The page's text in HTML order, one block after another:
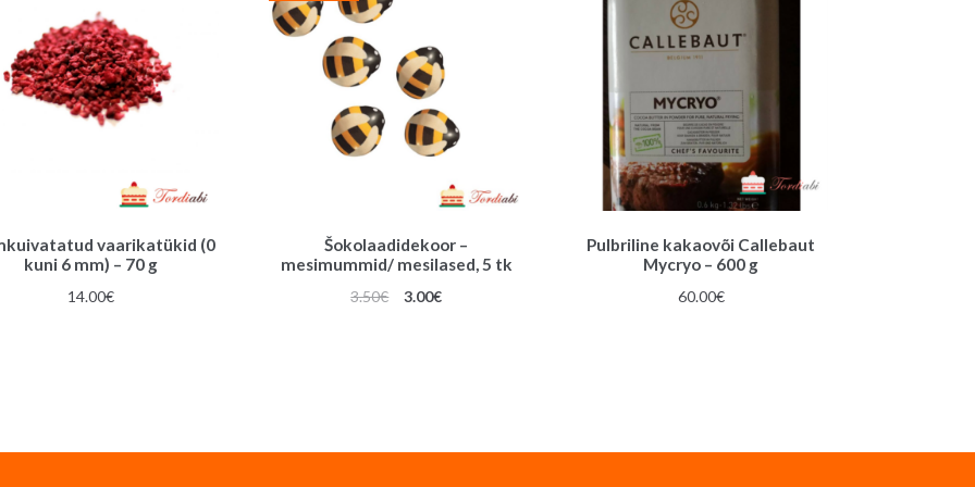
vaarikatükid (0
kuni 6 mm) – 70 g
14.00€
Šokolaadidekoor –
mesimummid/ mesilased, 5 tk
3.50€
Algne
3.00€Praegune
Pulbriline kakaovõi Callebaut
Mycryo – 600 g
60.00€